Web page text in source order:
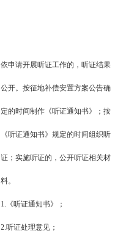
依申请开展听证工作的，听证结果
公开。按征地补偿安置方案公告确
定的时间制作《听证通知书》；按
《听证通知书》规定的时间组织听
证；实施听证的，公开听证相关材
料。
1.《听证通知书》；
2.听证处理意见；